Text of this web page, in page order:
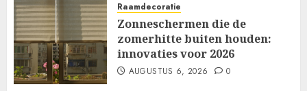
Raamdecoratie
Zonneschermen die de
zomerhitte buiten houden:
innovaties voor 2026
AUGUSTUS 6, 2026 0